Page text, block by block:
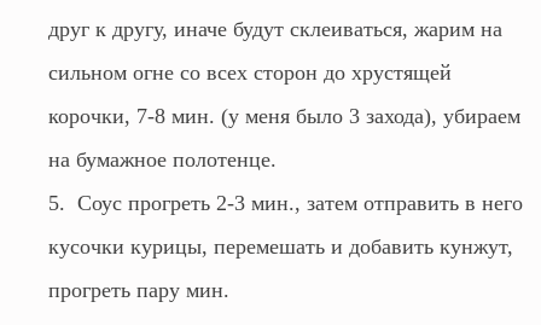
друг к другу, иначе будут склеиваться, жарим на
сильном огне со всех сторон до хрустящей
корочки, 7-8 мин. (у меня было 3 захода), убираем
на бумажное полотенце.
Соус прогреть 2-3 мин., затем отправить в него
кусочки курицы, перемешать и добавить кунжут,
прогреть пару мин.